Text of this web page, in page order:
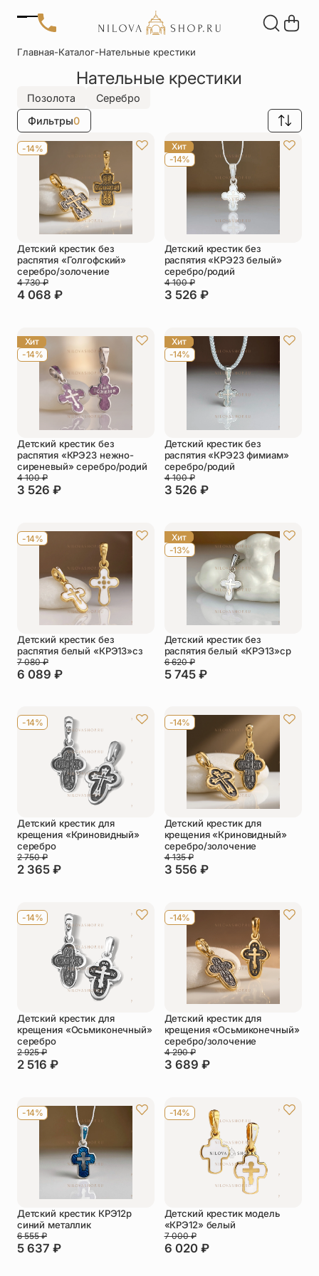
Позвонить
+7 (906) 655-37-20
Автомобильные
иконы
Браслеты
Детские
крестики
Настольные
Нательные
крестики
Нательные
Образки
именные
Подвески
Складни
Статуэтки
Упаковка
Цепи
Чётки
Шнурки на
Другое
Статьи
Главная-Каталог-Нательные крестики
Нательные крестики
Фильтры0
Позолота Серебро
-14%
Детский крестик без
распятия «Голгофский»
серебро/золочение
4 068 ₽
4 730₽
Хит
-14%
Детский крестик без
распятия «КРЭ23 белый»
серебро/родий
3 526 ₽
4 100₽
Хит
-14%
Детский крестик без
распятия «КРЭ23 нежно-
сиреневый» серебро/родий
3 526 ₽
4 100₽
Хит
-14%
Детский крестик без
распятия «КРЭ23 фимиам»
серебро/родий
3 526 ₽
4 100₽
-14%
Детский крестик без
распятия белый «КРЭ13»сз
6 089 ₽
7 080₽
Хит
-13%
Детский крестик без
распятия белый «КРЭ13»ср
5 745 ₽
6 620₽
-14%
Детский крестик для
крещения «Криновидный»
серебро
2 365 ₽
2 750₽
-14%
Детский крестик для
крещения «Криновидный»
серебро/золочение
3 556 ₽
4 135₽
-14%
Детский крестик для
крещения «Осьмиконечный»
серебро
2 516 ₽
2 925₽
-14%
Детский крестик для
крещения «Осьмиконечный»
серебро/золочение
3 689 ₽
4 290₽
-14%
Детский крестик КРЭ12р
синий металлик
5 637 ₽
6 555₽
-14%
Детский крестик модель
«КРЭ12» белый
6 020 ₽
7 000₽